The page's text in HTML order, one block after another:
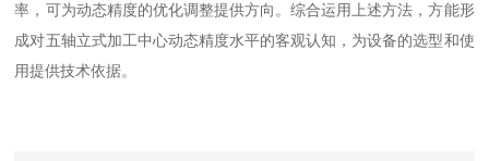
率，可为动态精度的优化调整提供方向。综合运用上述方法，方能形
成对五轴立式加工中心动态精度水平的客观认知，为设备的选型和使
用提供技术依据。